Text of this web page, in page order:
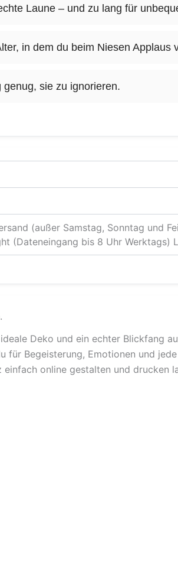
Laune – und zu lang für
in dem du beim Niesen Applaus
sie zu ignorieren.
(außer Samstag, Sonntag und
(Dateneingang bis 8 Uhr Werktags)
Deko und ein echter Blickfang
Begeisterung, Emotionen und
online gestalten und drucken